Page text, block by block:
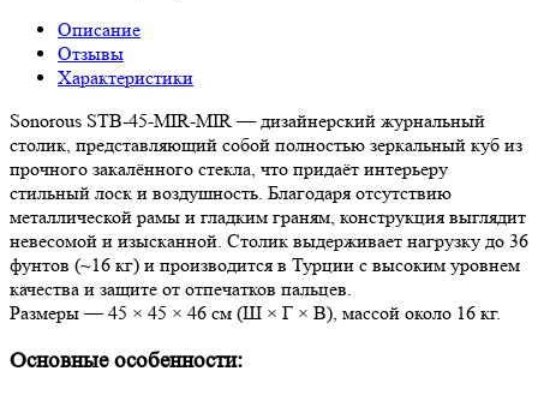
Описание
Отзывы
Характеристики
Sonorous STB‑45‑MIR‑MIR — дизайнерский журнальный
столик, представляющий собой полностью зеркальный куб из
прочного закалённого стекла, что придаёт интерьеру
стильный лоск и воздушность. Благодаря отсутствию
металлической рамы и гладким граням, конструкция выглядит
невесомой и изысканной. Столик выдерживает нагрузку до 36
фунтов (~16 кг) и производится в Турции с высоким уровнем
качества и защите от отпечатков пальцев.
Размеры — 45 × 45 × 46 см (Ш × Г × В), массой около 16 кг.
Основные особенности: